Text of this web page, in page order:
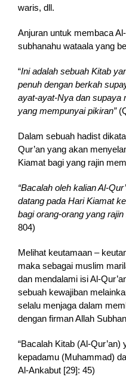
waris, dll.
Anjuran untuk membaca
subhanahu wataala yang
“Ini adalah sebuah Kitab
penuh dengan berkah
ayat-ayat-Nya dan supaya
yang mempunyai pikiran”
Dalam sebuah hadist
Qur’an yang akan
Kiamat bagi yang rajin
“Bacalah oleh kalian Al-
datang pada Hari Kiamat
bagi orang-orang yang
804)
Melihat keutamaan –
maka sebagai muslim
dan mendalami isi Al-
sebuah kewajiban
selalu menjaga dalam
dengan firman Allah
“Bacalah Kitab (Al-
kepadamu (Muhammad)
Al-Ankabut [29]: 45)